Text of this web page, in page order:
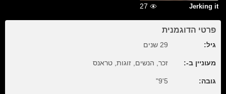
Jerking it
27
פרטי הדוגמנית
גיל: 29 שנים
מעוניין ב-: זכר, הנשים, זוגות, טראנס
גובה: 5'9"